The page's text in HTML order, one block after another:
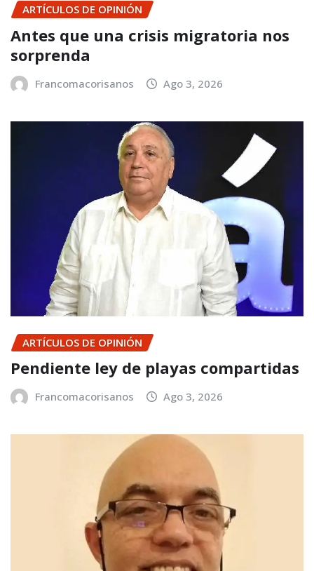
ARTÍCULOS DE OPINIÓN
Antes que una crisis migratoria nos
sorprenda
Francomacorisanos Ago 3, 2026
ARTÍCULOS DE OPINIÓN
Pendiente ley de playas compartidas
Francomacorisanos Ago 3, 2026